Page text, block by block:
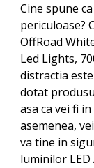
Cine spune
periculoase?
OffRoad
Led Lights,
distractia
dotat
asa ca vei fi
asemenea,
va tine in
luminilor LED